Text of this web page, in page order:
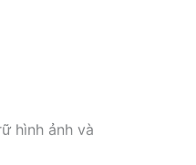
hình ảnh và